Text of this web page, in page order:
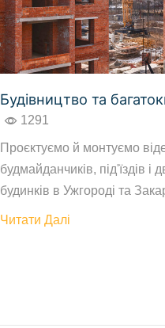
Будівництво та
1291
Проєктуємо й монтуємо
будмайданчиків, під'їздів і
будинків в Ужгороді та
Читати Далі